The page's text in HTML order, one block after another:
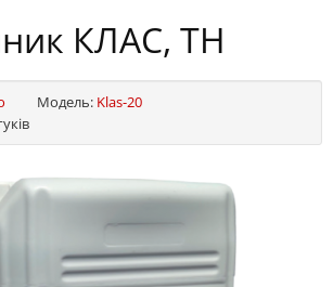
КЛАС, ТН
Модель: Klas-20